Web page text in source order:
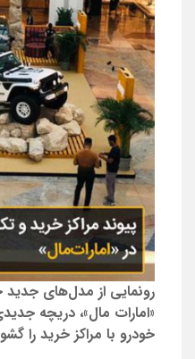
رونمایی از مدل‌های
«امارات مال»، دریچه
خودرو با مراکز خرید را